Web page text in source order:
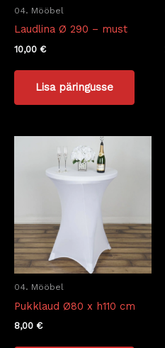
04. Mööbel
Laudlina Ø 290 – must
10,00 €
Lisa päringusse
04. Mööbel
Pukklaud Ø80 x h110 cm
8,00 €